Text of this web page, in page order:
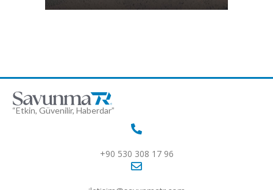
“Etkin, Güvenilir, Haberdar”
+90 530 308 17 96